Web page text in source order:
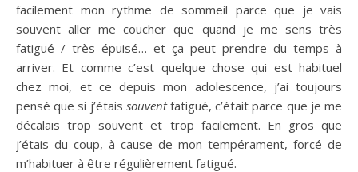
facilement mon rythme de sommeil parce que je vais
souvent aller me coucher que quand je me sens très
fatigué / très épuisé… et ça peut prendre du temps à
arriver. Et comme c’est quelque chose qui est habituel
chez moi, et ce depuis mon adolescence, j’ai toujours
pensé que si j’étais souventfatigué, c’était parce que je me
décalais trop souvent et trop facilement. En gros que
j’étais du coup, à cause de mon tempérament, forcé de
m’habituer à être régulièrement fatigué.